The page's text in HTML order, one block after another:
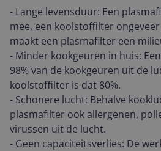
- Lange levensduur: Een
mee, een koolstoffilter
maakt een plasmafilter een
- Minder kookgeuren in huis:
98% van de kookgeuren uit de
koolstoffilter is dat 80%.
- Schonere lucht: Behalve
plasmafilter ook allergenen,
virussen uit de lucht.
- Geen capaciteitsverlies: De